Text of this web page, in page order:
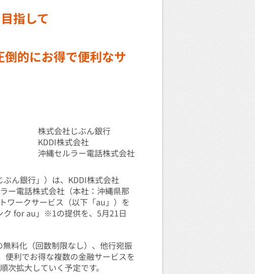
指して
的にお得で便利なサ
株式会社じぶん銀行
KDDI株式会社
沖縄セルラー電話株式会社
ん銀行」）は、KDDI株式会社
ー電話株式会社（本社：沖縄県那
ワークサービス（以下「au」）を
ク for au」※1の提供を、5月21日
料化（回数制限なし）、他行宛振
便利でお得な複数の金融サービスを
拡大していく予定です。